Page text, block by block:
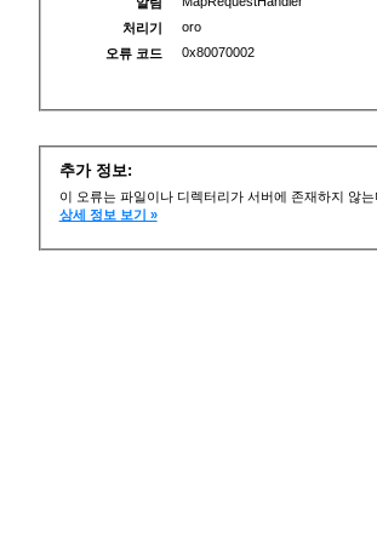
처리기
oro
오류 코드
0x80070002
추가 정보:
이 오류는 파일이나 디렉터리가 서버에 존재하지 않
상세 정보 보기 »